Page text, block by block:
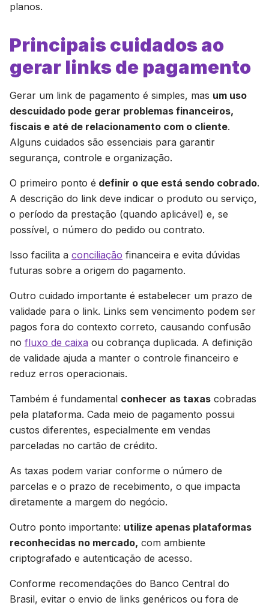
planos.
Principais cuidados ao
gerar links de pagamento
Gerar um link de pagamento é simples, mas um uso
descuidado pode gerar problemas financeiros,
fiscais e até de relacionamento com o cliente.
Alguns cuidados são essenciais para garantir
segurança, controle e organização.
O primeiro ponto é definir o que está sendo cobrado.
A descrição do link deve indicar o produto ou serviço,
o período da prestação (quando aplicável) e, se
possível, o número do pedido ou contrato.
Isso facilita a conciliação financeira e evita dúvidas
futuras sobre a origem do pagamento.
Outro cuidado importante é estabelecer um prazo de
validade para o link. Links sem vencimento podem ser
pagos fora do contexto correto, causando confusão
no fluxo de caixa ou cobrança duplicada. A definição
de validade ajuda a manter o controle financeiro e
reduz erros operacionais.
Também é fundamental conhecer as taxas cobradas
pela plataforma. Cada meio de pagamento possui
custos diferentes, especialmente em vendas
parceladas no cartão de crédito.
As taxas podem variar conforme o número de
parcelas e o prazo de recebimento, o que impacta
diretamente a margem do negócio.
Outro ponto importante: utilize apenas plataformas
reconhecidas no mercado, com ambiente
criptografado e autenticação de acesso.
Conforme recomendações do Banco Central do
Brasil, evitar o envio de links genéricos ou fora de